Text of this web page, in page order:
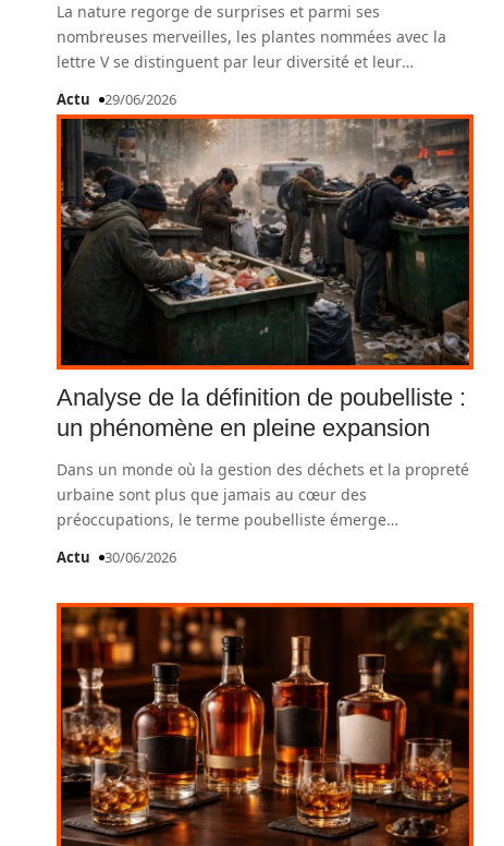
La nature regorge de surprises et parmi ses
nombreuses merveilles, les plantes nommées avec la
lettre V se distinguent par leur diversité et leur…
Actu 29/06/2026
Analyse de la définition de poubelliste :
un phénomène en pleine expansion
Dans un monde où la gestion des déchets et la propreté
urbaine sont plus que jamais au cœur des
préoccupations, le terme poubelliste émerge…
Actu 30/06/2026